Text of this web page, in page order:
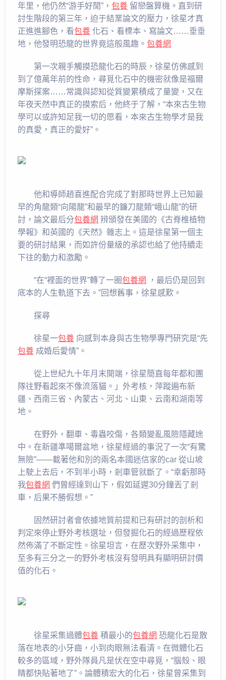
年里，他仍然“游手好閒”，包養 留戀盤算機。直到研
討生階段的第三年，迫于結業論文的壓力，徐星才真
正進進腳色，看包養 化石、看標本、寫論文……垂垂
地，他發明恐龍的世界竟這般風趣。包養網
第一次親手觸摸恐龍化石的時辰，徐星仿佛感到
到了億萬年前的性命，尋覓化石中的機密就像是福爾
摩斯探案……常識與認知從質變累積成了量變，又在
年夜天然中真正的摸索后，他終于了解，“本來古生物
學可以或許知足我一切的愿看，本來古生物學才是我
的真愛，真正的愛好”。
他和導師趙喜進配合完成了對那時世界上已知最
早的角龍類“向陽龍”和最早的鐮刀龍類“峨山龍”的研
討，論文最后分包養網 辨頒發在美國的《古脊椎植物
學報》和英國的《天然》雜志上。這是徐星第一個主
要的研討結果，而如許份量級的承認也給了他持續走
下往的動力和激勵。
“在“裡面的世界”轉了一圈包養網 ，最后仍是回到
底本的人生軌道下去。”回想舊事，徐星感歎。
探尋
徐星一包養 向感到本身與古生物學專門研究是“先
包養 成婚后愛情”。
從上世紀九十年月末開端，徐星簡直每年都和團
隊往野看起來不像流落貓。」外考核，萍蹤遍布新
疆、西南三省、內蒙古、河北、山東、云南和湖南等
地。
在野外，翻車、毒蟲咬傷，各類變亂風險隱藏途
中。在新疆準噶爾盆地，徐星經過的事況了一次“有驚
無險”——載著他和別的兩名本國迷信家的car 從山坡
上駛上去后，不到半小時，剎車管就斷了。“幸虧那時
我包養網 們曾經達到山下，假如延遲30分鐘丟了剎
車，后果不勝假想。”
固然研討者會依據地質前提和已有研討的剖析和
判定來停止野外考核選址，但發掘化石的經過歷程依
然佈滿了不斷定性。徐星坦言，在歷次野外采集中，
至多有三分之一的野外考核沒有發明具有顯明研討價
值的化石。
徐星采集過體包養 積最小的包養網 恐龍化石是散
落在地表的小牙齒，小到肉眼無法看清。在微體化石
較多的區域，野外隊員凡是伏在空中尋覓，“腦殼、眼
睛都快貼著地了”。論體積宏大的化石，徐星曾采集到